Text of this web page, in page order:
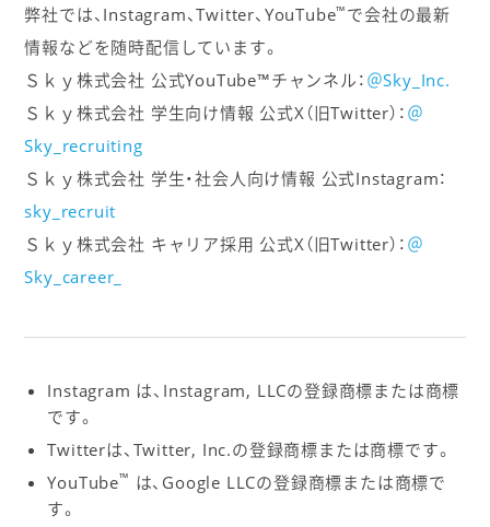
弊社では、Instagram、Twitter、YouTube™ で会社の最新
情報などを随時配信しています。
Ｓｋｙ株式会社 公式YouTube™チャンネル： ＠Sky_Inc.
Ｓｋｙ株式会社 学生向け情報 公式X（旧Twitter）： ＠
Sky_recruiting
Ｓｋｙ株式会社 学生・社会人向け情報 公式Instagram：
sky_recruit
Ｓｋｙ株式会社 キャリア採用 公式X（旧Twitter）： ＠
Sky_career_
Instagram は、Instagram, LLCの登録商標または商標
です。
Twitterは、Twitter, Inc.の登録商標または商標です。
YouTube™ は、Google LLCの登録商標または商標で
す。